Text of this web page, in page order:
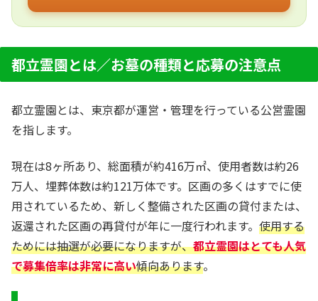
都立霊園とは／お墓の種類と応募の注意点
都立霊園とは、東京都が運営・管理を行っている公営霊園
を指します。
現在は8ヶ所あり、総面積が約416万㎡、使用者数は約26
万人、埋葬体数は約121万体です。区画の多くはすでに使
用されているため、新しく整備された区画の貸付または、
返還された区画の再貸付が年に一度行われます。 使用する
ためには抽選が必要になりますが、都立霊園はとても人気
で募集倍率は非常に高い傾向あります。